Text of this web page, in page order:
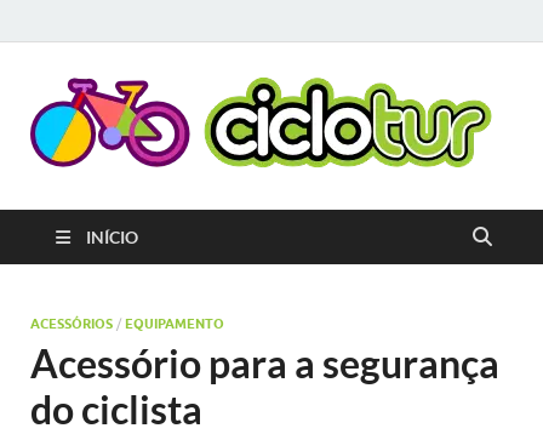
INÍCIO
ACESSÓRIOS / EQUIPAMENTO
Acessório para a segurança
do ciclista